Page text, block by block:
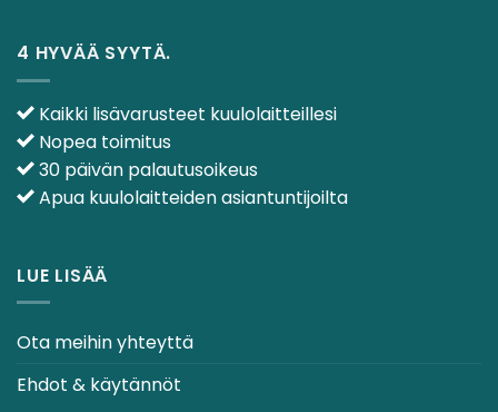
4 HYVÄÄ SYYTÄ.
Kaikki lisävarusteet kuulolaitteillesi
Nopea toimitus
30 päivän palautusoikeus
Apua kuulolaitteiden asiantuntijoilta
LUE LISÄÄ
Ota meihin yhteyttä
Ehdot & käytännöt